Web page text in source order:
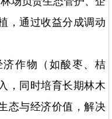
，通过收益分成调动
作物（如酸枣、桔
，同时培育长期林木
态与经济价值，解决